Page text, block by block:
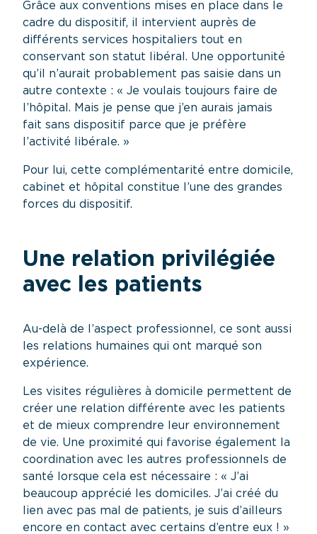
Grâce aux conventions mises en place dans le
cadre du dispositif, il intervient auprès de
différents services hospitaliers tout en
conservant son statut libéral. Une opportunité
qu’il n’aurait probablement pas saisie dans un
autre contexte : « Je voulais toujours faire de
l’hôpital. Mais je pense que j’en aurais jamais
fait sans dispositif parce que je préfère
l’activité libérale. »
Pour lui, cette complémentarité entre domicile,
cabinet et hôpital constitue l’une des grandes
forces du dispositif.
Une relation privilégiée
avec les patients
Au-delà de l’aspect professionnel, ce sont aussi
les relations humaines qui ont marqué son
expérience.
Les visites régulières à domicile permettent de
créer une relation différente avec les patients
et de mieux comprendre leur environnement
de vie. Une proximité qui favorise également la
coordination avec les autres professionnels de
santé lorsque cela est nécessaire : « J’ai
beaucoup apprécié les domiciles. J’ai créé du
lien avec pas mal de patients, je suis d’ailleurs
encore en contact avec certains d’entre eux ! »